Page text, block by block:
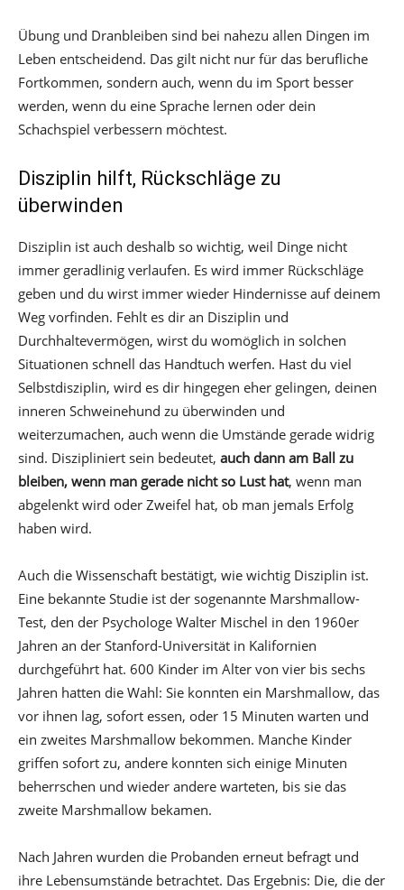
Übung und Dranbleiben sind bei nahezu allen Dingen im
Leben entscheidend. Das gilt nicht nur für das berufliche
Fortkommen, sondern auch, wenn du im Sport besser
werden, wenn du eine Sprache lernen oder dein
Schachspiel verbessern möchtest.
Disziplin hilft, Rückschläge zu
überwinden
Disziplin ist auch deshalb so wichtig, weil Dinge nicht
immer geradlinig verlaufen. Es wird immer Rückschläge
geben und du wirst immer wieder Hindernisse auf deinem
Weg vorfinden. Fehlt es dir an Disziplin und
Durchhaltevermögen, wirst du womöglich in solchen
Situationen schnell das Handtuch werfen. Hast du viel
Selbstdisziplin, wird es dir hingegen eher gelingen, deinen
inneren Schweinehund zu überwinden und
weiterzumachen, auch wenn die Umstände gerade widrig
sind. Diszipliniert sein bedeutet, auch dann am Ball zu
bleiben, wenn man gerade nicht so Lust hat, wenn man
abgelenkt wird oder Zweifel hat, ob man jemals Erfolg
haben wird.
Auch die Wissenschaft bestätigt, wie wichtig Disziplin ist.
Eine bekannte Studie ist der sogenannte Marshmallow-
Test, den der Psychologe Walter Mischel in den 1960er
Jahren an der Stanford-Universität in Kalifornien
durchgeführt hat. 600 Kinder im Alter von vier bis sechs
Jahren hatten die Wahl: Sie konnten ein Marshmallow, das
vor ihnen lag, sofort essen, oder 15 Minuten warten und
ein zweites Marshmallow bekommen. Manche Kinder
griffen sofort zu, andere konnten sich einige Minuten
beherrschen und wieder andere warteten, bis sie das
zweite Marshmallow bekamen.
Nach Jahren wurden die Probanden erneut befragt und
ihre Lebensumstände betrachtet. Das Ergebnis: Die, die der